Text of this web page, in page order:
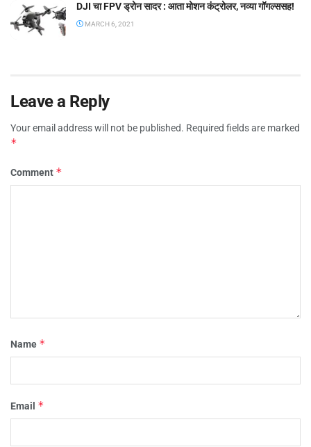
DJI चा FPV ड्रोन सादर : आता मोशन कंट्रोलर, नव्या गॉगल्ससह!
MARCH 6, 2021
Leave a Reply
Your email address will not be published. Required fields are marked
*
Comment *
Name *
Email *